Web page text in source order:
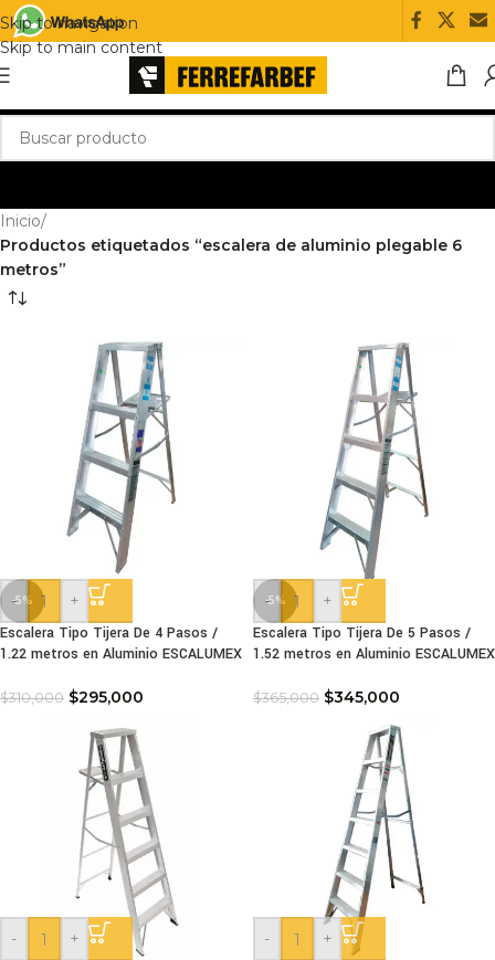
Skip to navigation
Skip to main content
Inicio/
Productos etiquetados “escalera de aluminio plegable 6
metros”
-5%
-
+
Escalera Tipo Tijera De 4 Pasos /
1.22 metros en Aluminio ESCALUMEX
$310,000 $295,000
-5%
-
+
Escalera Tipo Tijera De 5 Pasos /
1.52 metros en Aluminio ESCALUMEX
$365,000 $345,000
-
+
-
+